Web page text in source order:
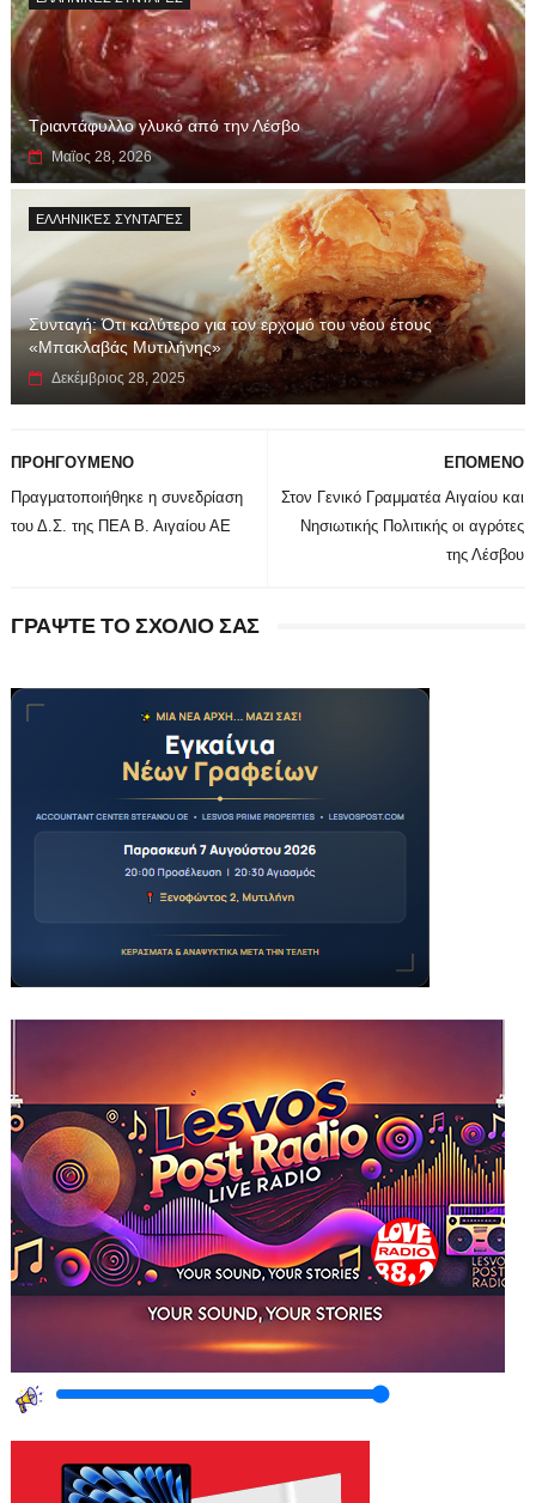
Τριαντάφυλλο γλυκό από την Λέσβο
Μαϊος 28, 2026
ΕΛΛΗΝΙΚΈΣ ΣΥΝΤΑΓΈΣ
Συνταγή: Ότι καλύτερο για τον ερχομό του νέου έτους
«Μπακλαβάς Μυτιλήνης»
Δεκέμβριος 28, 2025
ΕΠΟΜΕΝΟ
Στον Γενικό Γραμματέα Αιγαίου και
Νησιωτικής Πολιτικής οι αγρότες
της Λέσβου
ΠΡΟΗΓΟΥΜΕΝΟ
Πραγματοποιήθηκε η συνεδρίαση
του Δ.Σ. της ΠΕΑ Β. Αιγαίου ΑΕ
ΓΡΑΨΤΕ ΤΟ ΣΧΟΛΙΟ ΣΑΣ